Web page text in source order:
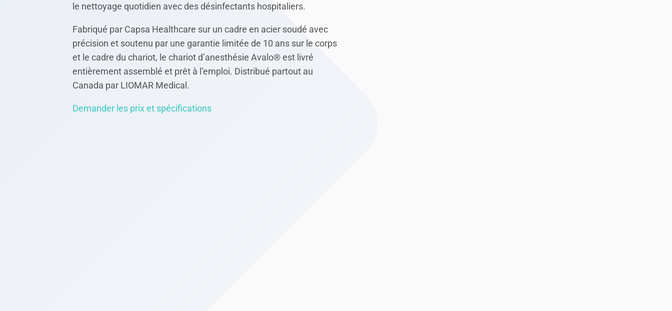
le nettoyage quotidien avec des désinfectants hospitaliers.
Fabriqué par Capsa Healthcare sur un cadre en acier soudé avec
précision et soutenu par une garantie limitée de 10 ans sur le corps
et le cadre du chariot, le chariot d’anesthésie Avalo® est livré
entièrement assemblé et prêt à l’emploi. Distribué partout au
Canada par LIOMAR Medical.
Demander les prix et spécifications